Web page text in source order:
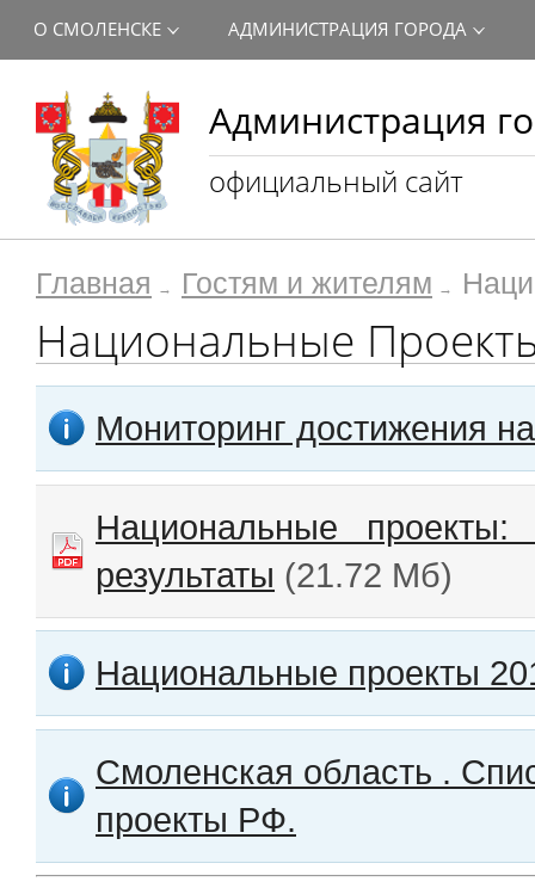
Администрация
официальный сайт
О СМОЛЕНСКЕ АДМИНИСТРАЦИЯ ГОРОДА
Главная Гостям и жителям
Национальные
Мониторинг достижения
Национальные
результаты (21.72 Мб)
Национальные проекты
Смоленская область .
проекты РФ.